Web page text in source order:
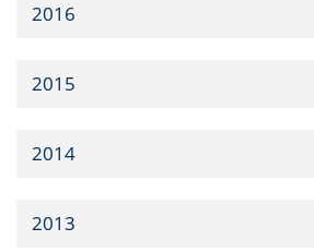
2016
2015
2014
2013